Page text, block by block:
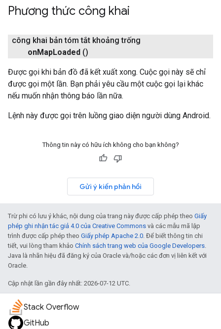
Phương thức công khai
công khai bản tóm tắt khoảng trống
onMapLoaded ()
Được gọi khi bản đồ đã kết xuất xong. Cuộc gọi này sẽ chỉ
được gọi một lần. Bạn phải yêu cầu một cuộc gọi lại khác
nếu muốn nhận thông báo lần nữa.
Lệnh này được gọi trên luồng giao diện người dùng Android.
Thông tin này có hữu ích không cho bạn không?
Gửi ý kiến phản hồi
Trừ phi có lưu ý khác, nội dung của trang này được cấp phép theo Giấy
phép ghi nhận tác giả 4.0 của Creative Commons và các mẫu mã lập
trình được cấp phép theo Giấy phép Apache 2.0. Để biết thông tin chi
tiết, vui lòng tham khảo Chính sách trang web của Google Developers.
Java là nhãn hiệu đã đăng ký của Oracle và/hoặc các đơn vị liên kết với
Oracle.
Cập nhật lần gần đây nhất: 2026-07-12 UTC.
Stack Overflow
GitHub